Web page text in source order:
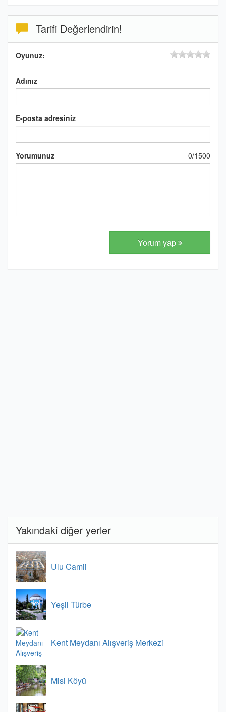
Tarifi Değerlendirin!
Oyunuz:
Adınız
E-posta adresiniz
Yorumunuz 0/1500
Yorum yap
Yakındaki diğer yerler
Ulu Camii
Yeşil Türbe
Kent Meydanı Alışveriş Merkezi
Misi Köyü